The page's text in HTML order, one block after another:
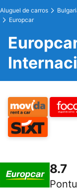
Aluguel de carros
Europcar
8.7